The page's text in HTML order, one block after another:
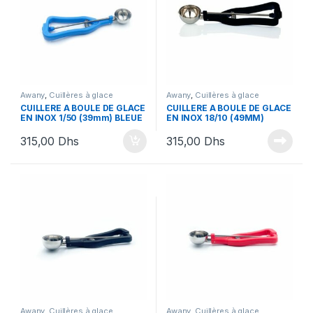
Awany, Cuillères à glace
CUILLERE A BOULE DE GLACE
EN INOX 1/50 (39mm) BLEUE
315,00 Dhs
Awany, Cuillères à glace
CUILLERE A BOULE DE GLACE
EN INOX 18/10 (49MM)
315,00 Dhs
Awany Cuillères à glace Awany Cuillères à glace